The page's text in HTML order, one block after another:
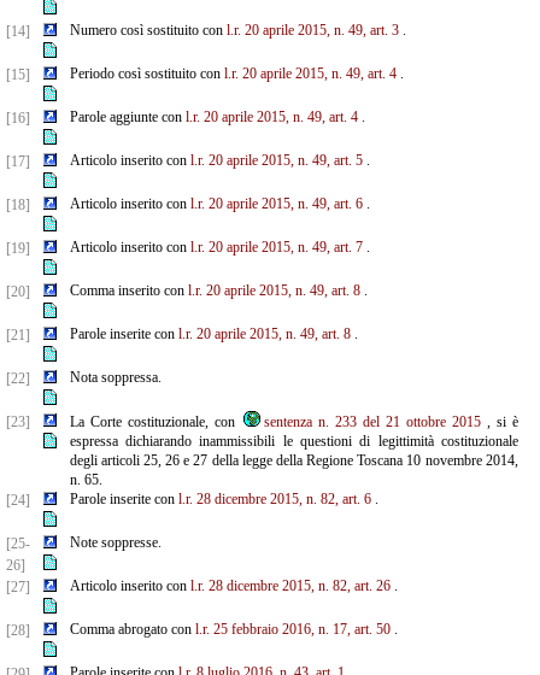
[14] Numero così sostituito con l.r. 20 aprile 2015, n. 49, art. 3.
[15] Periodo così sostituito con l.r. 20 aprile 2015, n. 49, art. 4.
[16] Parole aggiunte con l.r. 20 aprile 2015, n. 49, art. 4.
[17] Articolo inserito con l.r. 20 aprile 2015, n. 49, art. 5.
[18] Articolo inserito con l.r. 20 aprile 2015, n. 49, art. 6.
[19] Articolo inserito con l.r. 20 aprile 2015, n. 49, art. 7.
[20] Comma inserito con l.r. 20 aprile 2015, n. 49, art. 8.
[21] Parole inserite con l.r. 20 aprile 2015, n. 49, art. 8.
[22] Nota soppressa.
[23] La Corte costituzionale, con sentenza n. 233 del 21 ottobre 2015, si è
espressa dichiarando inammissibili le questioni di legittimità costituzionale
degli articoli 25, 26 e 27 della legge della Regione Toscana 10 novembre 2014,
n. 65.
[24]
Parole inserite con l.r. 28 dicembre 2015, n. 82, art. 6.
[25-
26]
Note soppresse.
[27] Articolo inserito con l.r. 28 dicembre 2015, n. 82, art. 26.
[28] Comma abrogato con l.r. 25 febbraio 2016, n. 17, art. 50.